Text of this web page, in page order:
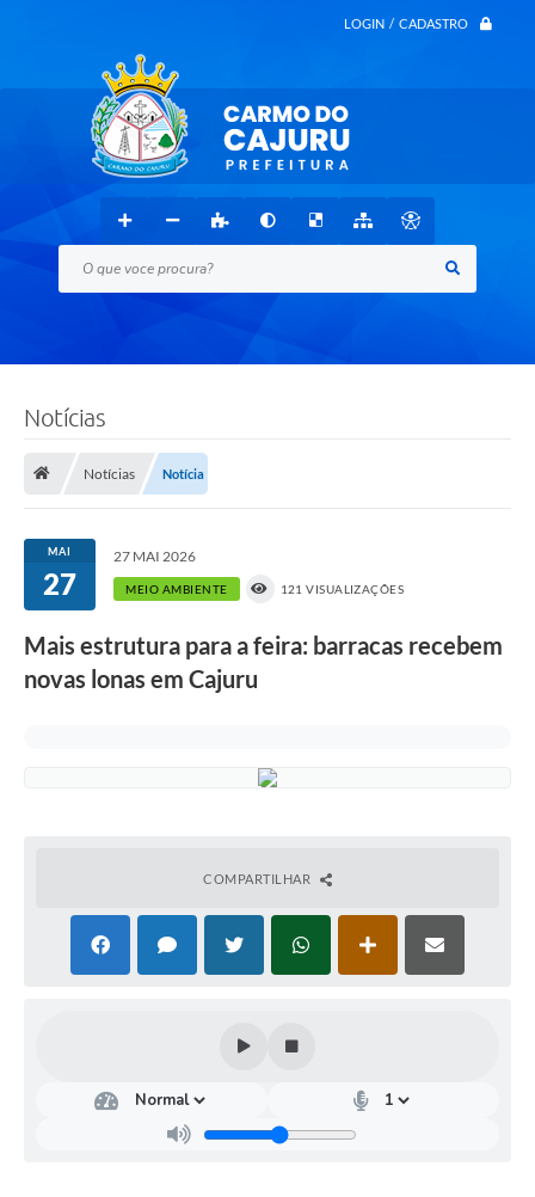
LOGIN / CADASTRO
O que voce procura?
Notícias
Notícias Notícia
MAI
27
27 MAI 2026
MEIO AMBIENTE 121 VISUALIZAÇÕES
Mais estrutura para a feira: barracas recebem
novas lonas em Cajuru
COMPARTILHAR